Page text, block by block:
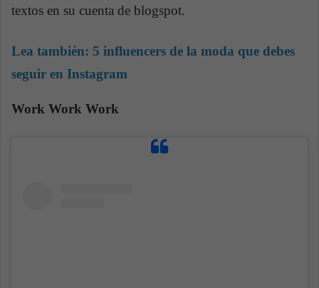
textos en su cuenta de blogspot.
Lea también: 5 influencers de la moda que debes
seguir en Instagram
Work Work Work